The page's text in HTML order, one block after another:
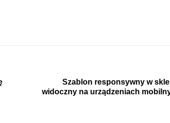
Szablon responsywny w
widoczny na urządzeniach